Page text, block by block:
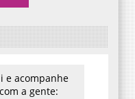
e acompanhe
a gente: